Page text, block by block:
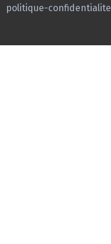
politique-confidentialite